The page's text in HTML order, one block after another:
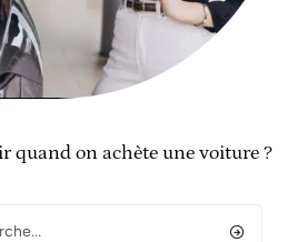
quand on achète une voiture ?